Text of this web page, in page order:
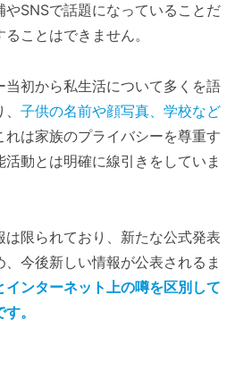
やSNSで話題になっていることだ
ことはできません。
初から私生活について多くを語
子供の名前や顔写真、学校など
れは家族のプライバシーを尊重す
動とは明確に線引きをしていま
限られており、新たな公式発表
今後新しい情報が公表されるま
インターネット上の噂を区別して
。